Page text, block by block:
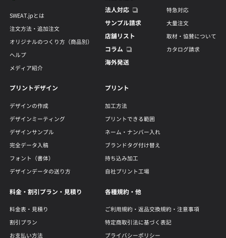
SWEAT.jpとは
注文方法・追加注文
オリジナルのつくり方（商品別）
ヘルプ
メディア紹介
法人対応
サンプル請求
店舗リスト
コラム
海外発送
特急対応
大量注文
取材・協賛について
カタログ請求
プリントデザイン
デザインの作成
デザインミーティング
デザインサンプル
完全データ入稿
フォント（書体）
デザインデータの送り方
プリント
加工方法
プリントできる範囲
ネーム・ナンバー入れ
ブランドタグ付け替え
持ち込み加工
自社プリント工場
料金・割引プラン・見積り
料金表・見積り
割引プラン
お支払い方法
各種規約・他
ご利用規約・返品交換規約・注意事項
特定商取引法に基づく表記
プライバシーポリシー